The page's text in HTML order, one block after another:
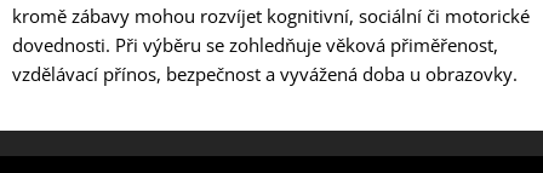
kromě zábavy mohou rozvíjet kognitivní, sociální či motorické
dovednosti. Při výběru se zohledňuje věková přiměřenost,
vzdělávací přínos, bezpečnost a vyvážená doba u obrazovky.